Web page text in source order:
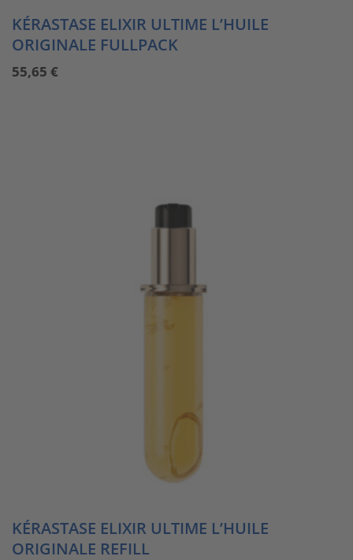
KÉRASTASE ELIXIR ULTIME L’HUILE
ORIGINALE FULLPACK
55,65 €
KÉRASTASE ELIXIR ULTIME L’HUILE
ORIGINALE REFILL